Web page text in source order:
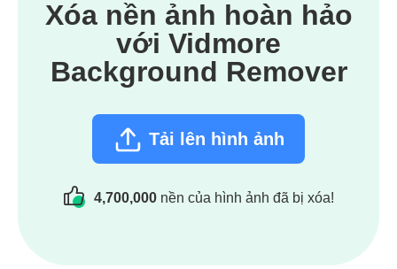
Xóa nền ảnh hoàn hảo
với Vidmore
Background Remover
Tải lên hình ảnh
4,700,000nền của hình ảnh đã bị xóa!